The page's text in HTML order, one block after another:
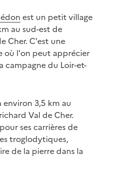
est un petit village
au sud-est de
Cher. C'est une
où l'on peut apprécier
campagne du Loir-et-
3,5 km au
Val de Cher.
ses carrières de
troglodytiques,
de la pierre dans la